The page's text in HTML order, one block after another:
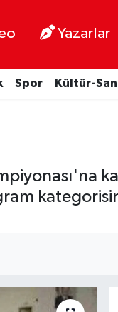
Yazarlar
Spor Kültür-